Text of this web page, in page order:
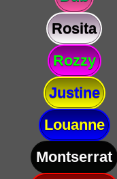
Rosita
Rozzy
Justine
Louanne
Montserrat